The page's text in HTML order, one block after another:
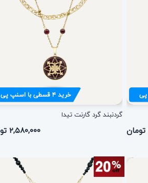
خرید۴قسطی با اسنپ پی
گردنبند گرد گارنت تیدا
۲,۵۸۰,۰۰۰ تومان